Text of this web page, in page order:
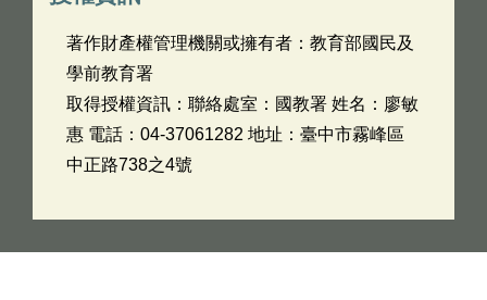
著作財產權管理機關或擁有者：教育部國民及
學前教育署
取得授權資訊：聯絡處室：國教署 姓名：廖敏
惠 電話：04-37061282 地址：臺中市霧峰區
中正路738之4號